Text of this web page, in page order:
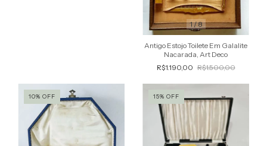
1/8
Antigo Estojo Toilete Em Galalite
Nacarada, Art Deco
R$1.190,00 R$1.500,00
10% OFF 15% OFF